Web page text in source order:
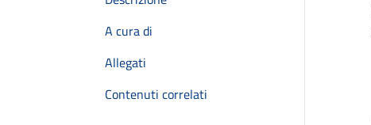
A cura di
Allegati
Contenuti correlati